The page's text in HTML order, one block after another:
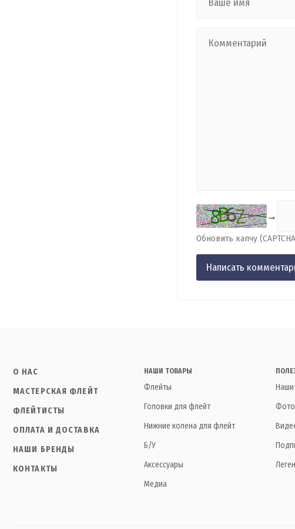
→
Обновить капчу
О НАС
МАСТЕРСКАЯ ФЛЕЙТ
ФЛЕЙТИСТЫ
ОПЛАТА И ДОСТАВКА
НАШИ БРЕНДЫ
КОНТАКТЫ
НАШИ ТОВАРЫ
Флейты
Головки для флейт
Нижние колена для флейт
Б/У
Аксессуары
Медиа
Наши